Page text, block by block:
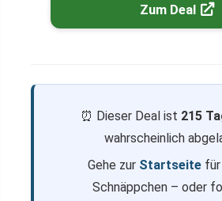
Zum Deal
⏰ Dieser Deal ist 215
wahrscheinlich
Gehe zur Startseite
Schnäppchen – oder